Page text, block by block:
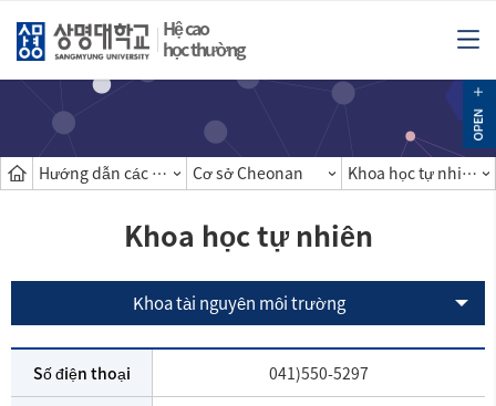
Hệ cao
học thường
Hướng dẫn các khoa Cơ sở Cheonan Khoa học tự nhiên
Khoa học tự nhiên
Khoa tài nguyên môi trường
Số điện thoại 041)550-5297